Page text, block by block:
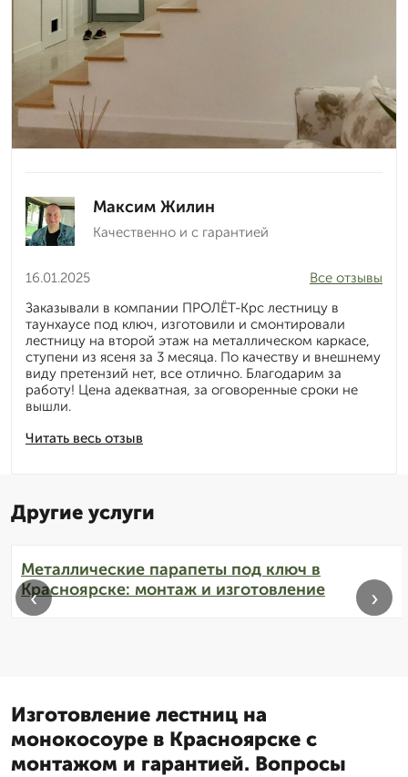
Максим Жилин
Качественно и с гарантией
16.01.2025
Читать весь отзыв
Все отзывы
Заказывали в компании ПРОЛЁТ-Крс лестницу в
таунхаусе под ключ, изготовили и смонтировали
лестницу на второй этаж на металлическом каркасе,
ступени из ясеня за 3 месяца. По качеству и внешнему
виду претензий нет, все отлично. Благодарим за
работу! Цена адекватная, за оговоренные сроки не
вышли.
Другие услуги
Металлические парапеты под ключ в
Красноярске: монтаж и изготовление
‹ ›
Изготовление лестниц на
монокосоуре в Красноярске с
монтажом и гарантией. Вопросы